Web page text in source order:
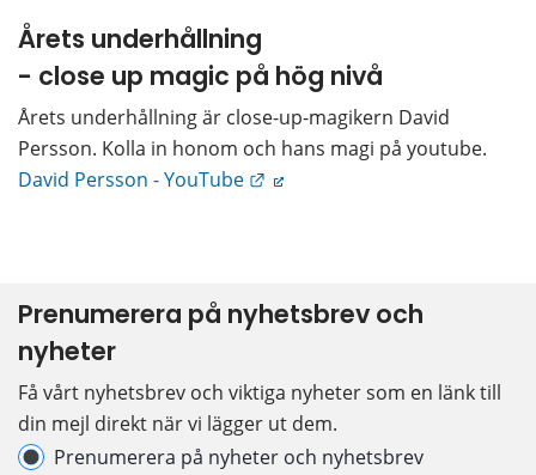
Årets underhållning
- close up magic på hög nivå
Årets underhållning är close-up-magikern David
David Persson - YouTube
Länk till annan webbplats.
Prenumerera på nyhetsbrev och
nyheter
Få vårt nyhetsbrev och viktiga nyheter som en länk till
din mejl direkt när vi lägger ut dem.
Hantera prenumeration
Prenumerera på nyheter och nyhetsbrev